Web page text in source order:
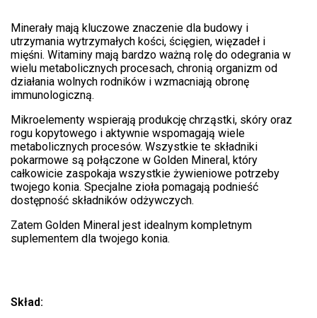
Minerały mają kluczowe znaczenie dla budowy i
utrzymania wytrzymałych kości, ścięgien, więzadeł i
mięśni. Witaminy mają bardzo ważną rolę do odegrania w
wielu metabolicznych procesach, chronią organizm od
działania wolnych rodników i wzmacniają obronę
immunologiczną.
Mikroelementy wspierają produkcję chrząstki, skóry oraz
rogu kopytowego i aktywnie wspomagają wiele
metabolicznych procesów. Wszystkie te składniki
pokarmowe są połączone w Golden Mineral, który
całkowicie zaspokaja wszystkie żywieniowe potrzeby
twojego konia. Specjalne zioła pomagają podnieść
dostępność składników odżywczych.
Zatem Golden Mineral jest idealnym kompletnym
suplementem dla twojego konia.
Skład: